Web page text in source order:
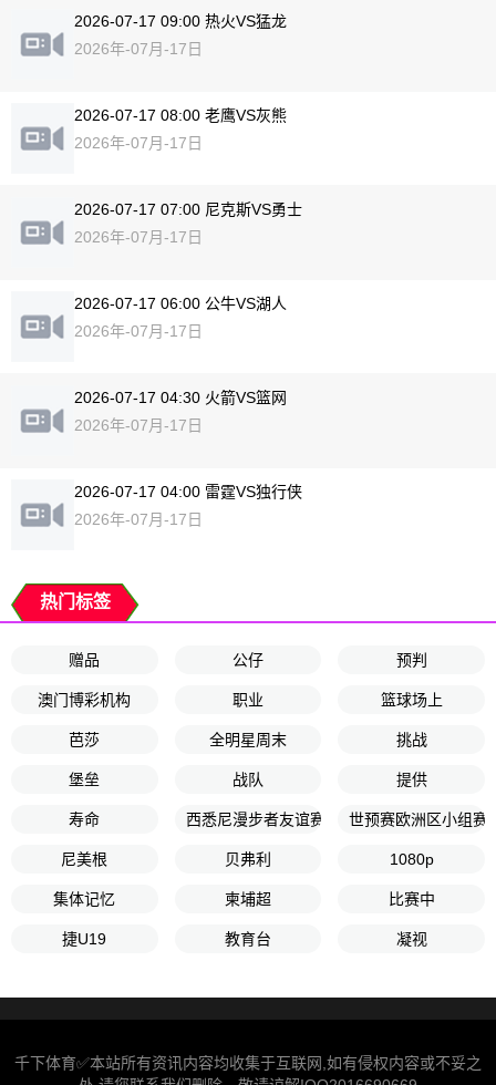
2026-07-17 09:00 热火VS猛龙
2026年-07月-17日
2026-07-17 08:00 老鹰VS灰熊
2026年-07月-17日
2026-07-17 07:00 尼克斯VS勇士
2026年-07月-17日
2026-07-17 06:00 公牛VS湖人
2026年-07月-17日
2026-07-17 04:30 火箭VS篮网
2026年-07月-17日
2026-07-17 04:00 雷霆VS独行侠
2026年-07月-17日
热门标签
赠品 公仔 预判
澳门博彩机构 职业 篮球场上
芭莎 全明星周末 挑战
堡垒 战队 提供
寿命 西悉尼漫步者友谊赛 世预赛欧洲区小组赛
尼美根 贝弗利 1080p
集体记忆 柬埔超 比赛中
捷U19 教育台 凝视
千下体育✅本站所有资讯内容均收集于互联网,如有侵权内容或不妥之